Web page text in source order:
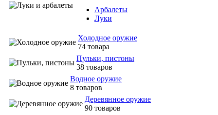
Арбалеты
Луки
Холодное оружие
74 товара
Пульки, пистоны
38 товаров
Водное оружие
8 товаров
Деревянное оружие
90 товаров